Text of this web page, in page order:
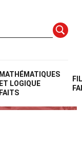
MATHÉMATIQUES
ET LOGIQUE
FAITS